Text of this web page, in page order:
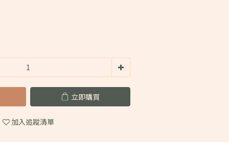
立即購買
加入追蹤清單